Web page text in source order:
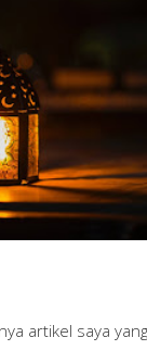
artikel saya